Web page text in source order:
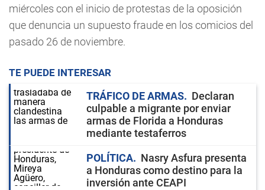
miércoles con el inicio de protestas de la oposición
que denuncia un supuesto fraude en los comicios del
pasado 26 de noviembre.
TE PUEDE INTERESAR
TRÁFICO DE ARMAS
Declaran
culpable a migrante por enviar
armas de Florida a Honduras
mediante testaferros
POLÍTICA
Nasry Asfura presenta
a Honduras como destino para la
inversión ante CEAPI